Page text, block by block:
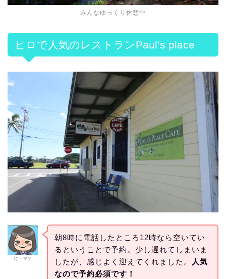
みんなゆっくり休憩中
ヒロで人気のレストランPaul’s place
けーママ
朝8時に電話したところ12時なら空いてい
るということで予約。少し遅れてしまいま
したが、感じよく迎えてくれました。
人気
なので予約必須です！